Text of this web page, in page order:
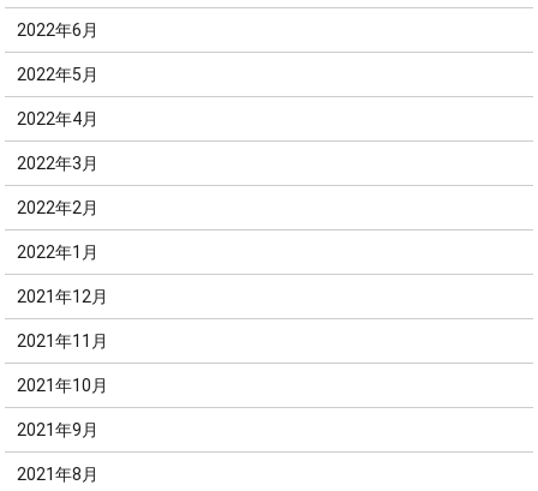
2022年6月
2022年5月
2022年4月
2022年3月
2022年2月
2022年1月
2021年12月
2021年11月
2021年10月
2021年9月
2021年8月